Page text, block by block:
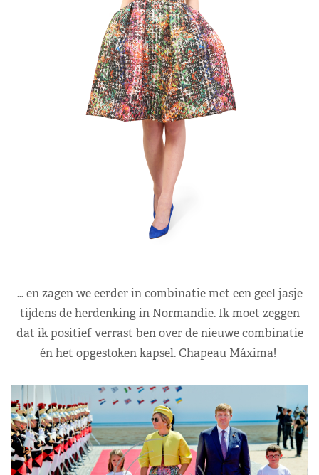
… en zagen we eerder in combinatie met een geel jasje
tijdens de herdenking in Normandie. Ik moet zeggen
dat ik positief verrast ben over de nieuwe combinatie
én het opgestoken kapsel. Chapeau Máxima!